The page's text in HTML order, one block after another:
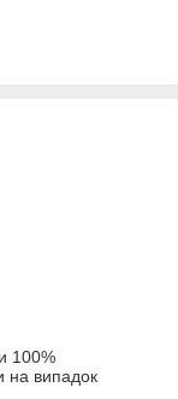
100%
на випадок